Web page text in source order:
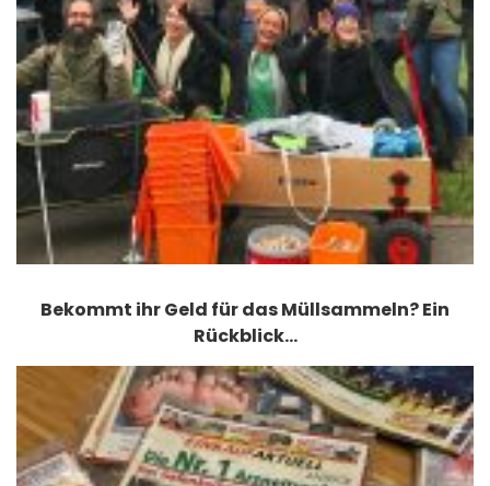
Bekommt ihr Geld für das Müllsammeln? Ein
Rückblick…